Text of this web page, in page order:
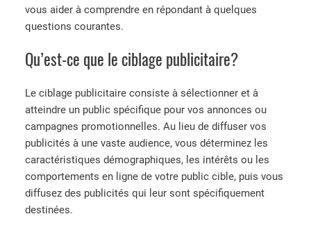
vous aider à comprendre en répondant à quelques
questions courantes.
Qu’est-ce que le ciblage publicitaire?
Le ciblage publicitaire consiste à sélectionner et à
atteindre un public spécifique pour vos annonces ou
campagnes promotionnelles. Au lieu de diffuser vos
publicités à une vaste audience, vous déterminez les
caractéristiques démographiques, les intérêts ou les
comportements en ligne de votre public cible, puis vous
diffusez des publicités qui leur sont spécifiquement
destinées.